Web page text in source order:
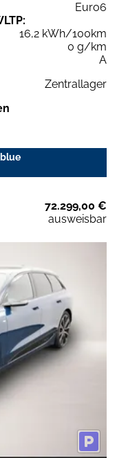
Euro6
16,2 kWh/100km
0 g/km
A
Zentrallager
72.299,00 €
ausweisbar